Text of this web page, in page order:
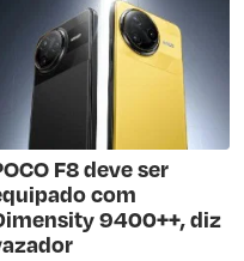
F8 deve ser
com
9400++, diz